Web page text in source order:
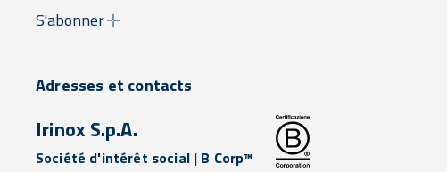
S'abonner
Adresses et contacts
Irinox S.p.A.
Société d'intérêt social | B Corp™